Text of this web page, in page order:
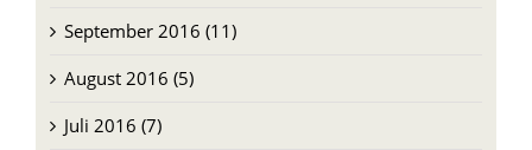
August 2016 (5)
Juli 2016 (7)
Juni 2016 (3)